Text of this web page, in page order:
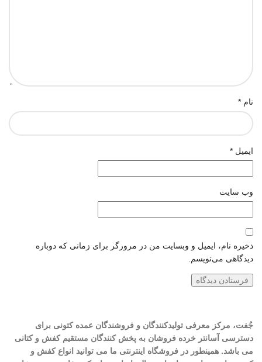
نام *
ایمیل *
وب‌ سایت
ذخیره نام، ایمیل و وبسایت من در مرورگر برای زمانی که دوباره
دیدگاهی می‌نویسم.
جُفت، مرکز معرفی تولیدکنندگان و فروشندگان عمده کتونی برای
دسترسی آسانتر خرده فروشان به پخش کنندگان مستقیم کفش و کتانی
می باشد. همینطور در فروشگاه اینترنتی ما می توانید انواع کفش و